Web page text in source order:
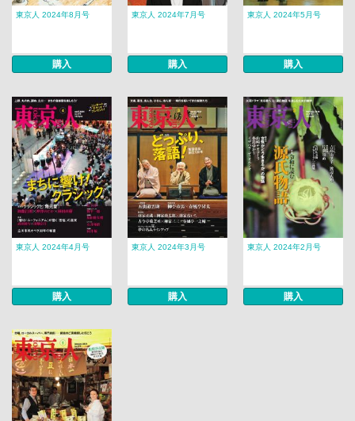
東京人 2024年8月号
購入
東京人 2024年7月号
購入
東京人 2024年5月号
購入
東京人 2024年4月号
購入
東京人 2024年3月号
購入
東京人 2024年2月号
購入